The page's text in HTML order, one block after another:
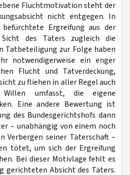
Fluchtmotivation steht der
nicht entgegen. In
Ergreifung aus der
des Täters zugleich die
Tatbeteiligung zur Folge haben
notwendigerweise ein enger
Flucht und Tatverdeckung,
zu fliehen in aller Regel auch
Willen umfasst, die eigene
Eine andere Bewertung ist
des Bundesgerichtshofs dann
– unabhängig von einem noch
Verbergen seiner Täterschaft –
tötet, um sich der Ergreifung
Bei dieser Motivlage fehlt es
gerichteten Absicht des Täters.